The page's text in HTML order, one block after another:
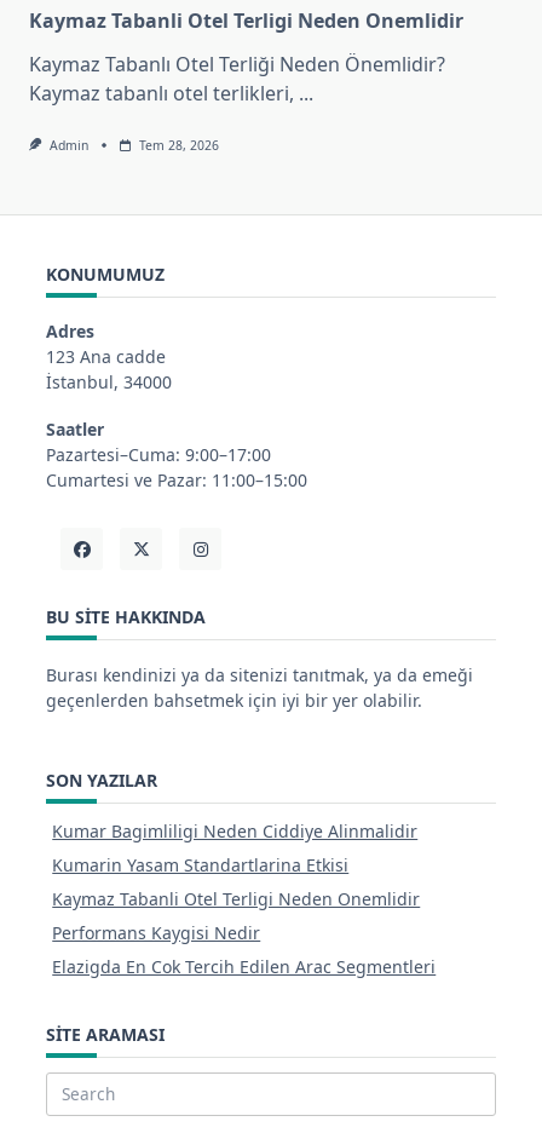
Kaymaz Tabanli Otel Terligi Neden Onemlidir
Kaymaz Tabanlı Otel Terliği Neden Önemlidir?
Kaymaz tabanlı otel terlikleri, ...
Admin Tem 28, 2026
KONUMUMUZ
Adres
123 Ana cadde
İstanbul, 34000
Saatler
Pazartesi–Cuma: 9:00–17:00
Cumartesi ve Pazar: 11:00–15:00
BU SITE HAKKINDA
Burası kendinizi ya da sitenizi tanıtmak, ya da emeği
geçenlerden bahsetmek için iyi bir yer olabilir.
SON YAZILAR
Kumar Bagimliligi Neden Ciddiye Alinmalidir
Kumarin Yasam Standartlarina Etkisi
Kaymaz Tabanli Otel Terligi Neden Onemlidir
Performans Kaygisi Nedir
Elazigda En Cok Tercih Edilen Arac Segmentleri
SITE ARAMASI
Search